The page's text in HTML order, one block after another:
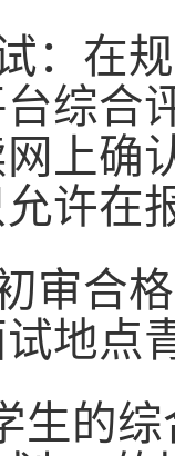
：在
综合
上确
许在
审合
地点
生的